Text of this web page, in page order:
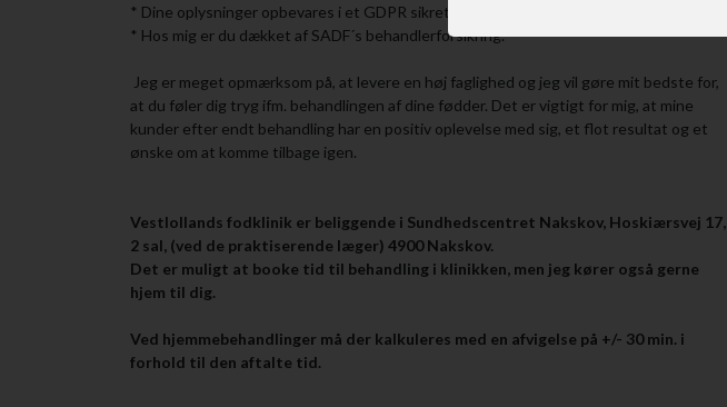
* Dine oplysninger opbevares i et GDPR sikret system.
* Hos mig er du dækket af SADF´s behandlerforsikring.
Jeg er meget opmærksom på, at levere en høj faglighed og jeg vil gøre mit bedste for,
at du føler dig tryg ifm. behandlingen af dine fødder. Det er vigtigt for mig, at mine
kunder efter endt behandling har en positiv oplevelse med sig, et flot resultat og et
ønske om at komme tilbage igen.
Vestlollands fodklinik er beliggende i Sundhedscentret Nakskov, Hoskiærsvej 17,
2 sal, (ved de praktiserende læger) 4900 Nakskov.
Det er muligt at booke tid til behandling i klinikken, men jeg kører også gerne
hjem til dig.
Ved hjemmebehandlinger må der kalkuleres med en afvigelse på +/- 30 min. i
forhold til den aftalte tid.